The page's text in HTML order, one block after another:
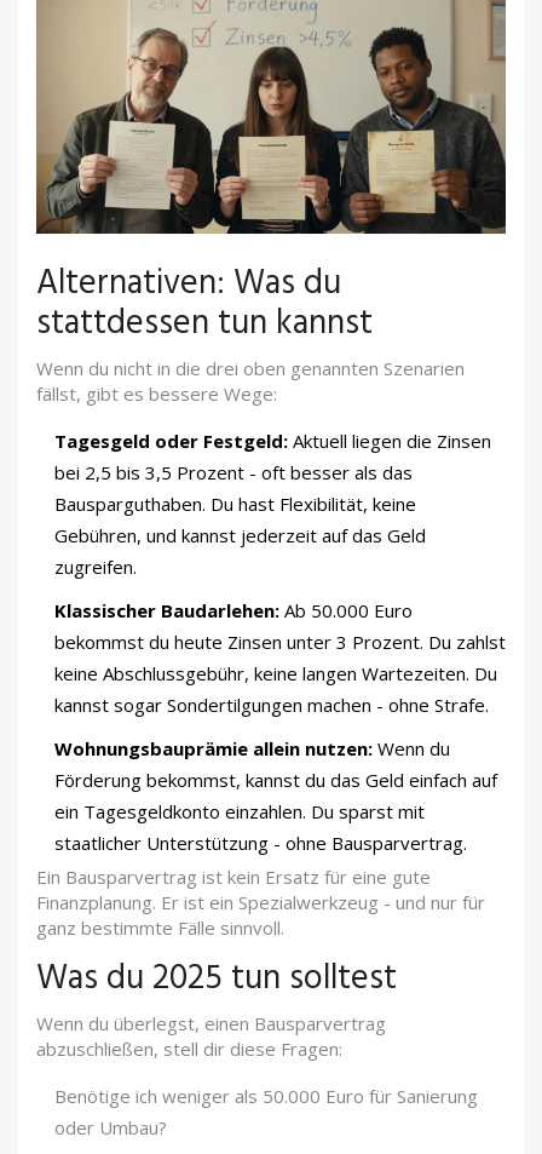
Alternativen: Was du
stattdessen tun kannst
Wenn du nicht in die drei oben genannten Szenarien
fällst, gibt es bessere Wege:
Tagesgeld oder Festgeld: Aktuell liegen die Zinsen
bei 2,5 bis 3,5 Prozent - oft besser als das
Bausparguthaben. Du hast Flexibilität, keine
Gebühren, und kannst jederzeit auf das Geld
zugreifen.
Klassischer Baudarlehen: Ab 50.000 Euro
bekommst du heute Zinsen unter 3 Prozent. Du zahlst
keine Abschlussgebühr, keine langen Wartezeiten. Du
kannst sogar Sondertilgungen machen - ohne Strafe.
Wohnungsbauprämie allein nutzen: Wenn du
Förderung bekommst, kannst du das Geld einfach auf
ein Tagesgeldkonto einzahlen. Du sparst mit
staatlicher Unterstützung - ohne Bausparvertrag.
Ein Bausparvertrag ist kein Ersatz für eine gute
Finanzplanung. Er ist ein Spezialwerkzeug - und nur für
ganz bestimmte Fälle sinnvoll.
Was du 2025 tun solltest
Wenn du überlegst, einen Bausparvertrag
abzuschließen, stell dir diese Fragen:
Benötige ich weniger als 50.000 Euro für Sanierung
oder Umbau?